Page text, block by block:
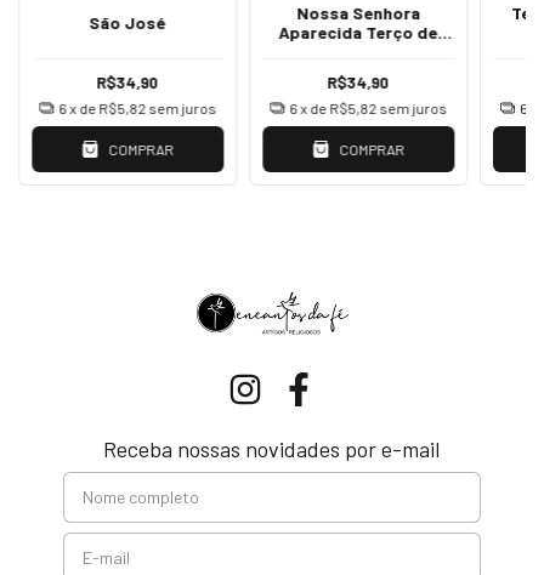
São José
R$34,90
6x de R$5,82 sem juros
COMPRAR
Nossa Senhora
Aparecida Terço de
R$34,90
6x de R$5,82 sem juros
COMPRAR
6
Receba nossas novidades por e-mail